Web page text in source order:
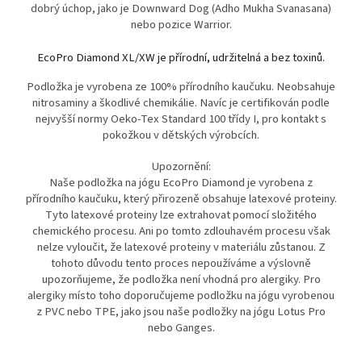
dobrý úchop, jako je Downward Dog (Adho Mukha Svanasana)
nebo pozice Warrior.
EcoPro Diamond XL/XW je přírodní, udržitelná a bez toxinů.
Podložka je vyrobena ze 100% přírodního kaučuku. Neobsahuje
nitrosaminy a škodlivé chemikálie. Navíc je certifikován podle
nejvyšší normy Oeko-Tex Standard 100 třídy I, pro kontakt s
pokožkou v dětských výrobcích.
Upozornění:
Naše podložka na jógu EcoPro Diamond je vyrobena z
přírodního kaučuku, který přirozeně obsahuje latexové proteiny.
Tyto latexové proteiny lze extrahovat pomocí složitého
chemického procesu. Ani po tomto zdlouhavém procesu však
nelze vyloučit, že latexové proteiny v materiálu zůstanou. Z
tohoto důvodu tento proces nepoužíváme a výslovně
upozorňujeme, že podložka není vhodná pro alergiky. Pro
alergiky místo toho doporučujeme podložku na jógu vyrobenou
z PVC nebo TPE, jako jsou naše podložky na jógu Lotus Pro
nebo Ganges.